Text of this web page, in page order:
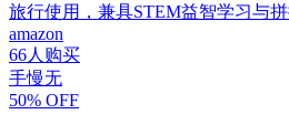
旅行使用，兼具STEM益智学习与
amazon
66人购买
手慢无
50% OFF